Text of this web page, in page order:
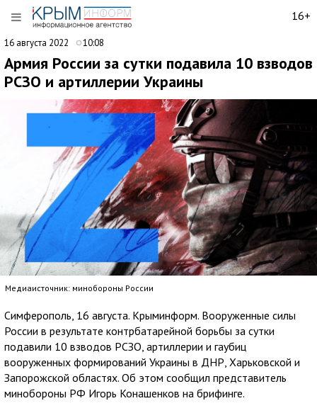
16+
16 августа 2022 10:08
Армия России за сутки подавила 10 взводов
РСЗО и артиллерии Украины
Медиаисточник: минобороны России
Симферополь, 16 августа. Крыминформ. Вооруженные силы
России в результате контрбатарейной борьбы за сутки
подавили 10 взводов РСЗО, артиллерии и гаубиц
вооруженных формирований Украины в ДНР, Харьковской и
Запорожской областях. Об этом сообщил представитель
минобороны РФ Игорь Конашенков на брифинге.